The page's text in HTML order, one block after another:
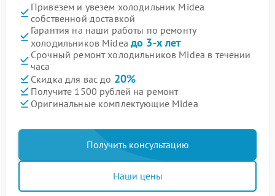
Привезем и увезем холодильник Midea
собственной доставкой
Гарантия на наши работы по ремонту
холодильников Mideaдо 3-х лет
Срочный ремонт холодильников Midea в течении
часа
Скидка для вас до 20%
Получите 1500 рублей на ремонт
Оригинальные комплектующие Midea
Получить консультацию
Наши цены